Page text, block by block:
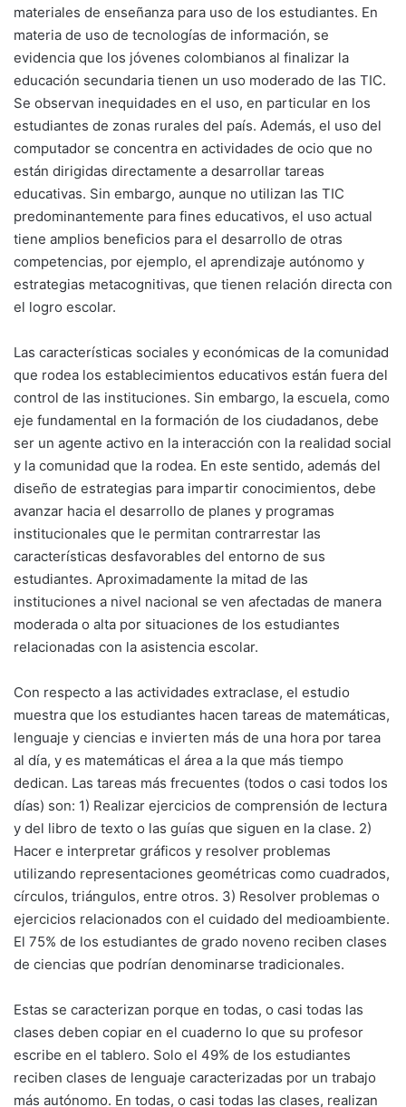
materiales de enseñanza para uso de los estudiantes. En
materia de uso de tecnologías de información, se
evidencia que los jóvenes colombianos al finalizar la
educación secundaria tienen un uso moderado de las TIC.
Se observan inequidades en el uso, en particular en los
estudiantes de zonas rurales del país. Además, el uso del
computador se concentra en actividades de ocio que no
están dirigidas directamente a desarrollar tareas
educativas. Sin embargo, aunque no utilizan las TIC
predominantemente para fines educativos, el uso actual
tiene amplios beneficios para el desarrollo de otras
competencias, por ejemplo, el aprendizaje autónomo y
estrategias metacognitivas, que tienen relación directa con
el logro escolar.
Las características sociales y económicas de la comunidad
que rodea los establecimientos educativos están fuera del
control de las instituciones. Sin embargo, la escuela, como
eje fundamental en la formación de los ciudadanos, debe
ser un agente activo en la interacción con la realidad social
y la comunidad que la rodea. En este sentido, además del
diseño de estrategias para impartir conocimientos, debe
avanzar hacia el desarrollo de planes y programas
institucionales que le permitan contrarrestar las
características desfavorables del entorno de sus
estudiantes. Aproximadamente la mitad de las
instituciones a nivel nacional se ven afectadas de manera
moderada o alta por situaciones de los estudiantes
relacionadas con la asistencia escolar.
Con respecto a las actividades extraclase, el estudio
muestra que los estudiantes hacen tareas de matemáticas,
lenguaje y ciencias e invierten más de una hora por tarea
al día, y es matemáticas el área a la que más tiempo
dedican. Las tareas más frecuentes (todos o casi todos los
días) son: 1) Realizar ejercicios de comprensión de lectura
y del libro de texto o las guías que siguen en la clase. 2)
Hacer e interpretar gráficos y resolver problemas
utilizando representaciones geométricas como cuadrados,
círculos, triángulos, entre otros. 3) Resolver problemas o
ejercicios relacionados con el cuidado del medioambiente.
El 75% de los estudiantes de grado noveno reciben clases
de ciencias que podrían denominarse tradicionales.
Estas se caracterizan porque en todas, o casi todas las
clases deben copiar en el cuaderno lo que su profesor
escribe en el tablero. Solo el 49% de los estudiantes
reciben clases de lenguaje caracterizadas por un trabajo
más autónomo. En todas, o casi todas las clases, realizan